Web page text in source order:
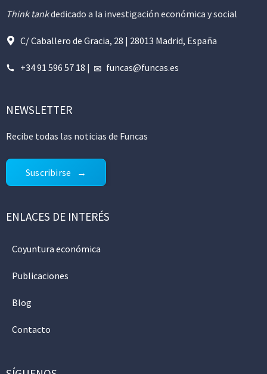
Think tankdedicado a la investigación económica y social
C/ Caballero de Gracia, 28 | 28013 Madrid, España
+34 91 596 57 18 | funcas@funcas.es
NEWSLETTER
Recibe todas las noticias de Funcas
Suscribirse
ENLACES DE INTERÉS
Coyuntura económica
Publicaciones
Blog
Contacto